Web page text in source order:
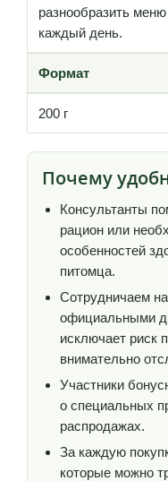
разнообразить
каждый день.
Формат
200 г
Почему
Консультанты
рацион или
особенностей
питомца.
Сотрудничаем
официальными
исключает риск
внимательно
Участники
о специальных
распродажах.
За каждую
которые можно